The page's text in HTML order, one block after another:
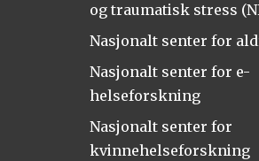
og traumatisk stress
Nasjonalt senter for
Nasjonalt senter for e-
helseforskning
Nasjonalt senter for
kvinnehelseforskning